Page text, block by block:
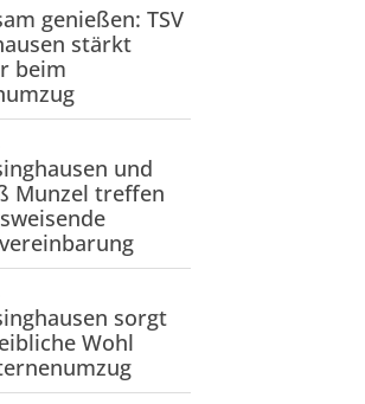
genießen: TSV
stärkt
beim
und
Munzel treffen
sorgt
Wohl